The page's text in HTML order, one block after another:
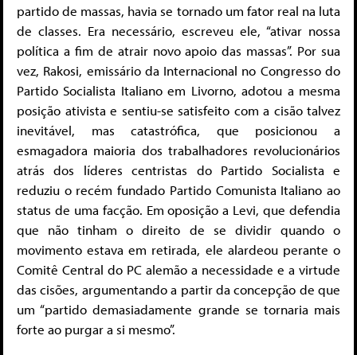
partido de massas, havia se tornado um fator real na luta
de classes. Era necessário, escreveu ele, “ativar nossa
política a fim de atrair novo apoio das massas”. Por sua
vez, Rakosi, emissário da Internacional no Congresso do
Partido Socialista Italiano em Livorno, adotou a mesma
posição ativista e sentiu-se satisfeito com a cisão talvez
inevitável, mas catastrófica, que posicionou a
esmagadora maioria dos trabalhadores revolucionários
atrás dos líderes centristas do Partido Socialista e
reduziu o recém fundado Partido Comunista Italiano ao
status de uma facção. Em oposição a Levi, que defendia
que não tinham o direito de se dividir quando o
movimento estava em retirada, ele alardeou perante o
Comitê Central do PC alemão a necessidade e a virtude
das cisões, argumentando a partir da concepção de que
um “partido demasiadamente grande se tornaria mais
forte ao purgar a si mesmo”.